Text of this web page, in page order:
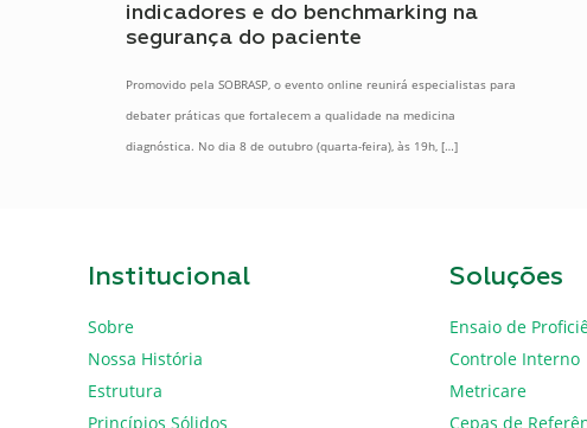
indicadores e do benchmarking na
segurança do paciente
Promovido pela SOBRASP, o evento online reunirá especialistas para
debater práticas que fortalecem a qualidade na medicina
diagnóstica. No dia 8 de outubro (quarta-feira), às 19h,[…]
Institucional
Sobre
Nossa História
Estrutura
Princípios Sólidos
Soluções
Ensaio de
Controle Interno
Metricare
Cepas de